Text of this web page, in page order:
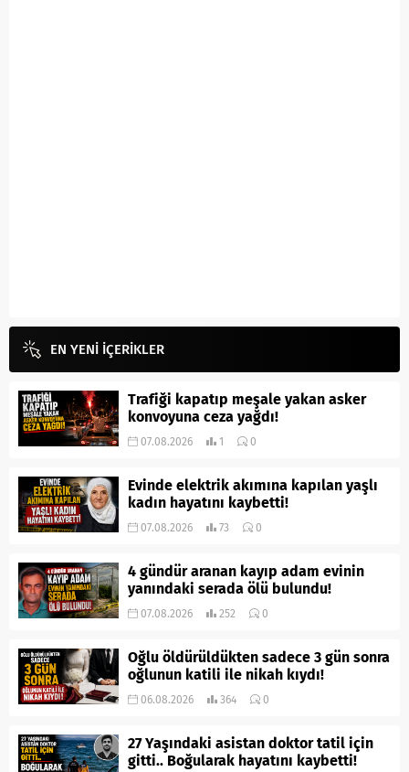
EN YENİ İÇERİKLER
Trafiği kapatıp meşale yakan asker
konvoyuna ceza yağdı!
07.08.2026 1 0
Evinde elektrik akımına kapılan yaşlı
kadın hayatını kaybetti!
07.08.2026 73 0
4 gündür aranan kayıp adam evinin
yanındaki serada ölü bulundu!
07.08.2026 252 0
Oğlu öldürüldükten sadece 3 gün sonra
oğlunun katili ile nikah kıydı!
06.08.2026 364 0
27 Yaşındaki asistan doktor tatil için
gitti.. Boğularak hayatını kaybetti!